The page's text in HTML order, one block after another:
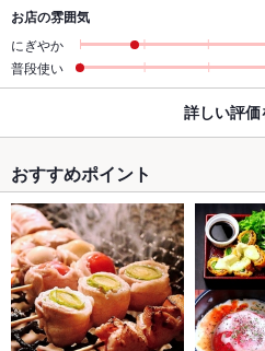
お店の雰囲気
にぎやか
普段使い
詳しい評価
おすすめポイント